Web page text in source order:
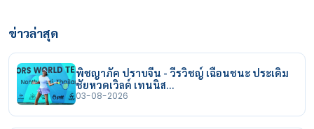
ข่าวล่าสุด
พิชญาภัค ปราบจีน - วีรวิชญ์ เฉือนชนะ ประเดิม
ชัยหวดเวิลด์ เทนนิส…
03-08-2026